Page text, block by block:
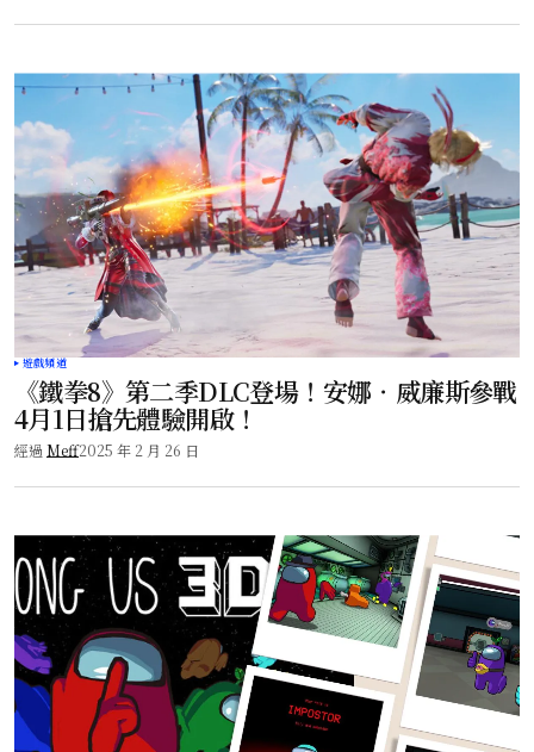
遊戲頻道
《鐵拳8》第二季DLC登場！安娜‧威廉斯參戰
4月1日搶先體驗開啟！
經過 Meff2025 年 2 月 26 日